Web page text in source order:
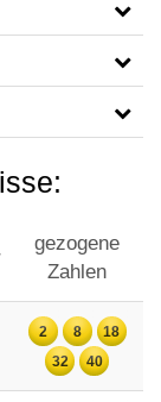
gezogene
Zahlen
2 8
18
32
40